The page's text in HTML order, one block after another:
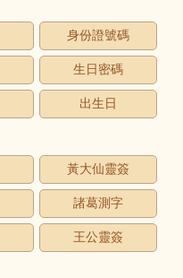
身份證號碼
生日密碼
出生日
黃大仙靈簽
諸葛測字
王公靈簽